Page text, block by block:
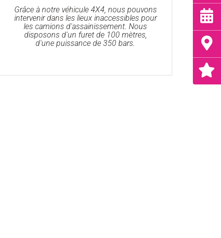
Grâce à notre véhicule 4X4, nous pouvons
intervenir dans les lieux inaccessibles pour
les camions d'assainissement. Nous
disposons d'un furet de 100 mètres,
d'une puissance de 350 bars.